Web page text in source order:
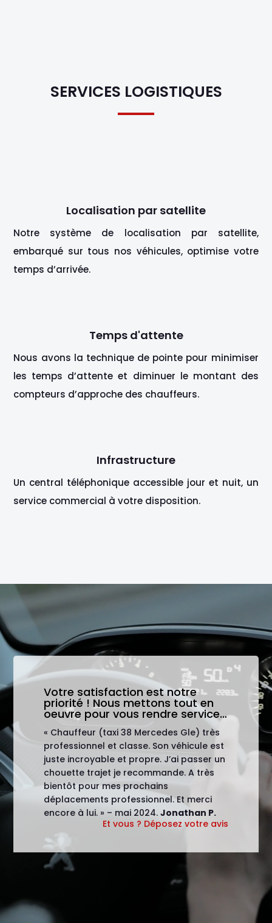
SERVICES LOGISTIQUES
Localisation par satellite
Notre système de localisation par satellite,
embarqué sur tous nos véhicules, optimise votre
temps d’arrivée.
Temps d'attente
Nous avons la technique de pointe pour minimiser
les temps d’attente et diminuer le montant des
compteurs d’approche des chauffeurs.
Infrastructure
Un central téléphonique accessible jour et nuit, un
service commercial à votre disposition.
Lecteur
Votre satisfaction est notre
priorité ! Nous mettons tout en
oeuvre pour vous rendre service…
« Chauffeur (taxi 38 Mercedes Gle) très
professionnel et classe. Son véhicule est
juste incroyable et propre. J’ai passer un
chouette trajet je recommande. A très
bientôt pour mes prochains
déplacements professionnel. Et merci
encore à lui. » – mai 2024.Jonathan P.
Et vous ? Déposez votre avis